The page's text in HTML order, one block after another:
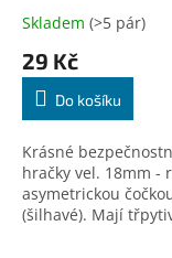
Skladem (>5 pár)
29 Kč
Do košíku
Krásné
hračky vel. 18mm -
asymetrickou
(šilhavé). Mají